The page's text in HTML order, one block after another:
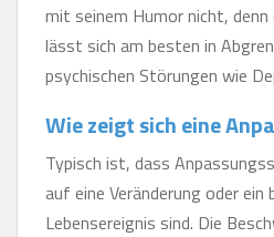
mit seinem Humor nicht,
lässt sich am besten in
psychischen Störungen wie
Wie zeigt sich eine
Typisch ist, dass
auf eine Veränderung oder ein
Lebensereignis sind. Die